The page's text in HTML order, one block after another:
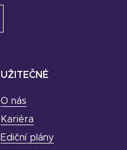
UŽITEČNÉ
O nás
Kariéra
Ediční plány